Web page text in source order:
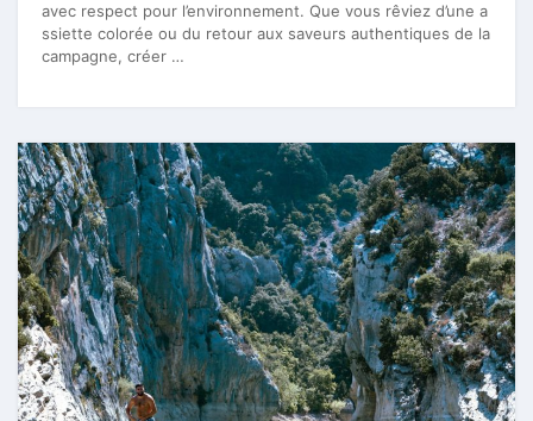
avec respect pour l’environnement. Que vous rêviez d’une a
ssiette colorée ou du retour aux saveurs authentiques de la
campagne, créer …